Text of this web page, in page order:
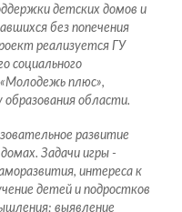
детских домов и
без попечения
реализуется ГУ
социального
плюс»,
области.
развитие
Задачи игры -
интереса к
детей и подростков
выявление